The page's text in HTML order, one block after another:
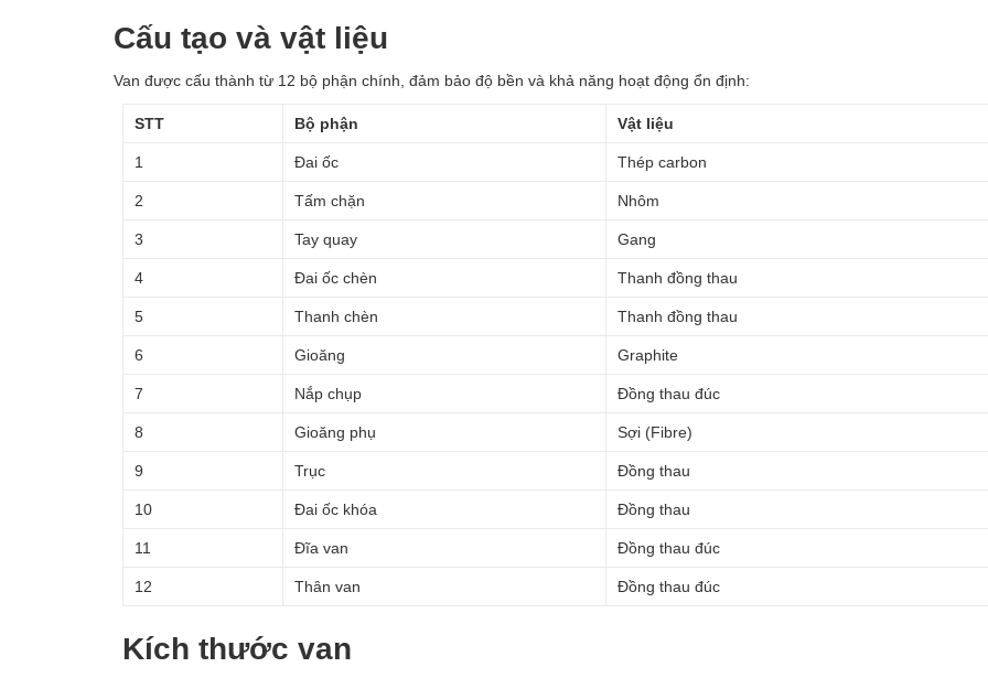
Cấu tạo và vật liệu
Van được cấu thành từ 12 bộ phận chính, đảm bảo độ bền và khả năng hoạt động ổn định:
STT Bộ phận Vật liệu
1 Đai ốc Thép carbon
2 Tấm chặn Nhôm
3 Tay quay Gang
4 Đai ốc chèn Thanh đồng thau
5 Thanh chèn Thanh đồng thau
6 Gioăng Graphite
7 Nắp chụp Đồng thau đúc
8 Gioăng phụ Sợi (Fibre)
9 Trục Đồng thau
10 Đai ốc khóa Đồng thau
11 Đĩa van Đồng thau đúc
12 Thân van Đồng thau đúc
Kích thước van